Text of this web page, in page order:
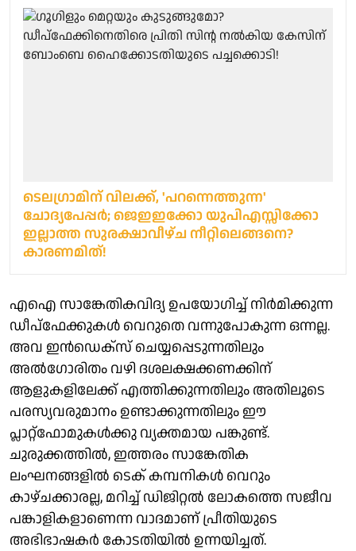
ടെലഗ്രാമിന് വിലക്ക്, 'പറന്നെത്തുന്ന'
ചോദ്യപേപ്പർ; ജെഇഇക്കോ യുപിഎസ്സിക്കോ
ഇല്ലാത്ത സുരക്ഷാവീഴ്ച നീറ്റിലെങ്ങനെ?
കാരണമിത്!
എഐ സാങ്കേതികവിദ്യ ഉപയോഗിച്ച് നിര്‍മിക്കുന്ന
ഡീപ്‌ഫേക്കുകള്‍ വെറുതെ വന്നുപോകുന്ന ഒന്നല്ല.
അവ ഇന്‍ഡെക്‌സ് ചെയ്യപ്പെടുന്നതിലും
അല്‍ഗോരിതം വഴി ദശലക്ഷക്കണക്കിന്
ആളുകളിലേക്ക് എത്തിക്കുന്നതിലും അതിലൂടെ
പരസ്യവരുമാനം ഉണ്ടാക്കുന്നതിലും ഈ
പ്ലാറ്റ്ഫോമുകള്‍ക്കു വ്യക്തമായ പങ്കുണ്ട്.
ചുരുക്കത്തില്‍, ഇത്തരം സാങ്കേതിക
ലംഘനങ്ങളില്‍ ടെക് കമ്പനികള്‍ വെറും
കാഴ്ചക്കാരല്ല, മറിച്ച് ഡിജിറ്റല്‍ ലോകത്തെ സജീവ
പങ്കാളികളാണെന്ന വാദമാണ് പ്രീതിയുടെ
അഭിഭാഷകര്‍ കോടതിയില്‍ ഉന്നയിച്ചത്.